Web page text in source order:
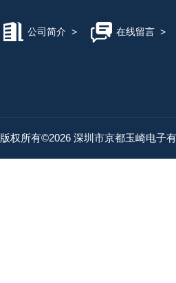
公司简介 > 在线留言>
版权所有©2026 深圳市京都玉崎电子